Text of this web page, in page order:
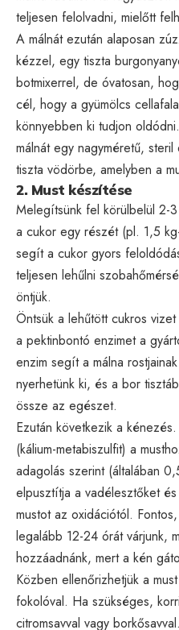
teljesen felolvadni, mielőtt
A málnát ezután alaposan
kézzel, egy tiszta
botmixerrel, de óvatosan,
cél, hogy a gyümölcs
könnyebben ki tudjon
málnát egy nagyméretű,
tiszta vödörbe, amelyben a
2. Must készítése
Melegítsünk fel körülbelül 2-
a cukor egy részét (pl. 1,5
segít a cukor gyors
teljesen lehűlni
öntjük.
Öntsük a lehűtött cukros
a pektinbontó enzimet a
enzim segít a málna
nyerhetünk ki, és a bor
össze az egészet.
Ezután következik a
(kálium-metabiszulfit) a
adagolás szerint (általában
elpusztítja a vadélesztőket
mustot az oxidációtól.
legalább 12-24 órát várjunk,
hozzáadnánk, mert a kén
Közben ellenőrizhetjük a
fokolóval. Ha szükséges,
citromsavval vagy